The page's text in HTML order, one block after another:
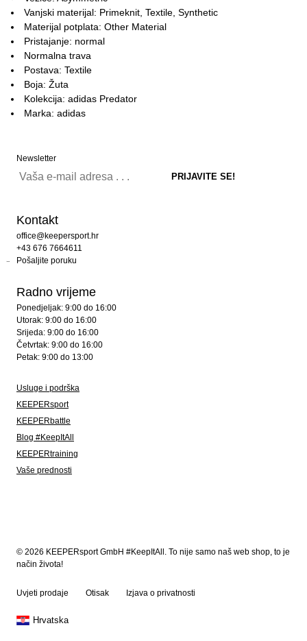
Vanjski materijal: Primeknit, Textile, Synthetic
Materijal potplata: Other Material
Pristajanje: normal
Normalna trava
Postava: Textile
Boja: Žuta
Kolekcija: adidas Predator
Marka: adidas
Newsletter
Kontakt
office@keepersport.hr
+43 676 7664611
Pošaljite poruku
Radno vrijeme
Ponedjeljak: 9:00 do 16:00
Utorak: 9:00 do 16:00
Srijeda: 9:00 do 16:00
Četvrtak: 9:00 do 16:00
Petak: 9:00 do 13:00
Usluge i podrška
KEEPERsport
KEEPERbattle
Blog #KeepItAll
KEEPERtraining
Vaše prednosti
© 2026 KEEPERsport GmbH #KeepItAll. To nije samo naš web shop, to je
način života!
Uvjeti prodaje Otisak Izjava o privatnosti
Hrvatska